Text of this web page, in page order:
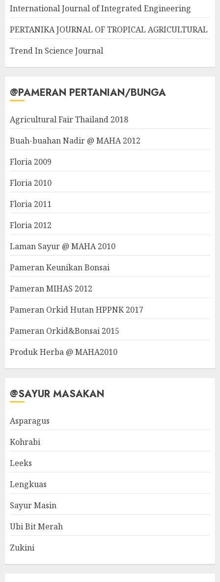
International Journal of Integrated Engineering
PERTANIKA JOURNAL OF TROPICAL AGRICULTURAL
Trend In Science Journal
@PAMERAN PERTANIAN/BUNGA
Agricultural Fair Thailand 2018
Buah-buahan Nadir @ MAHA 2012
Floria 2009
Floria 2010
Floria 2011
Floria 2012
Laman Sayur @ MAHA 2010
Pameran Keunikan Bonsai
Pameran MIHAS 2012
Pameran Orkid Hutan HPPNK 2017
Pameran Orkid&Bonsai 2015
Produk Herba @ MAHA2010
@SAYUR MASAKAN
Asparagus
Kohrabi
Leeks
Lengkuas
Sayur Masin
Ubi Bit Merah
Zukini